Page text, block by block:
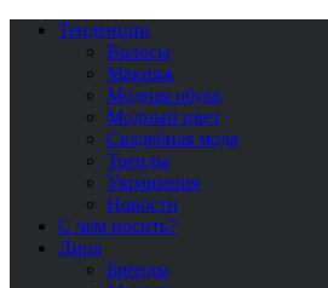
Тенденции
Волосы
Макияж
Модная обувь
Модный цвет
Свадебная мода
Тренды
Украшения
Новости
С чем носить?
Лица
Бренды